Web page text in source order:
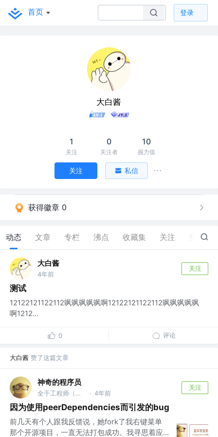
首页 登录
大白酱
1
关注
0
关注者
10
掘力值
关注 私信
获得徽章 0
动态 文章 专栏 沸点 收藏集 关注 1
大白酱
4年前
关注
测试
12122121122112飒飒飒飒飒啊12122121122112飒飒飒飒飒
啊1212...
0 评论
大白酱 赞了这篇文章
神奇的程序员
全干工程师（主前端，副后端） @某上市公司 · 4年前
关注
因为使用peerDependencies而引发的bug
前几天有个人跟我反馈说，她fork了我右键菜单
那个开源项目，一直无法打包成功。我寻思着应...